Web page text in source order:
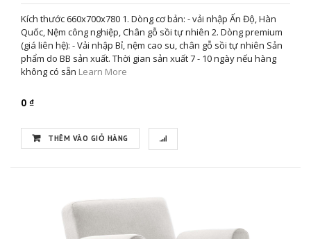
Kích thước 660x700x780 1. Dòng cơ bản: - vải nhập Ấn Độ, Hàn
Quốc, Nệm công nghiệp, Chân gỗ sồi tự nhiên 2. Dòng premium
(giá liên hệ): - Vải nhập Bỉ, nệm cao su, chân gỗ sồi tự nhiên Sản
phẩm do BB sản xuất. Thời gian sản xuất 7 - 10 ngày nếu hàng
không có sẵn Learn More
0 ₫
THÊM VÀO GIỎ HÀNG